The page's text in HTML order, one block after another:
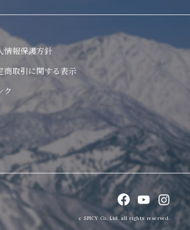
情報保護方針
商取引に関する表示
ク
c SPICY Co. Ltd. all rights reserved.